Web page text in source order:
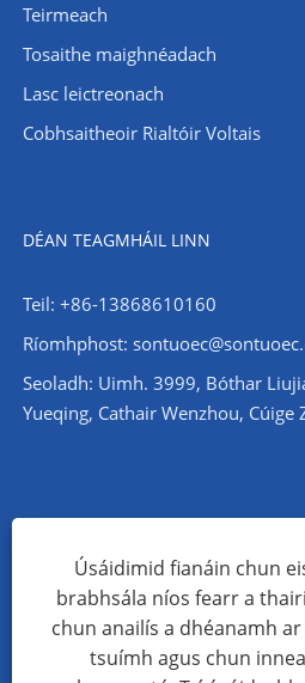
Teirmeach
Tosaithe maighnéadach
Lasc leictreonach
Cobhsaitheoir Rialtóir Voltais
DÉAN TEAGMHÁIL LINN
Teil: +86-13868610160
Ríomhphost:
Seoladh: Uimh. 3999, Bóthar
Yueqing, Cathair Wenzhou, Cúige
Úsáidimid fianáin chun
brabhsála níos fearr a
chun anailís a dhéanamh
tsuímh agus chun